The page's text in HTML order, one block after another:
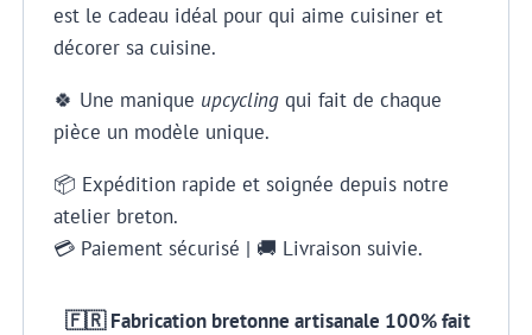
est le cadeau idéal pour qui aime cuisiner et
décorer sa cuisine.
🍀 Une manique upcyclingqui fait de chaque
pièce un modèle unique.
📦 Expédition rapide et soignée depuis notre
atelier breton.
💳 Paiement sécurisé | 🚚 Livraison suivie.
🇫🇷 Fabrication bretonne artisanale 100% fait